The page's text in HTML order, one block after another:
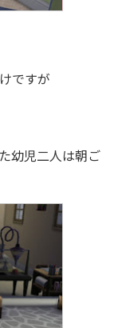
ですが
幼児二人は朝ご